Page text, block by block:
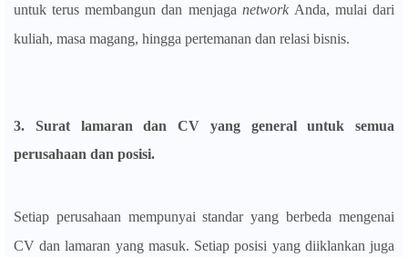
untuk terus membangun dan menjaga networkAnda, mulai dari
kuliah, masa magang, hingga pertemanan dan relasi bisnis.
3. Surat lamaran dan CV yang general untuk semua
perusahaan dan posisi.
Setiap perusahaan mempunyai standar yang berbeda mengenai
CV dan lamaran yang masuk. Setiap posisi yang diiklankan juga